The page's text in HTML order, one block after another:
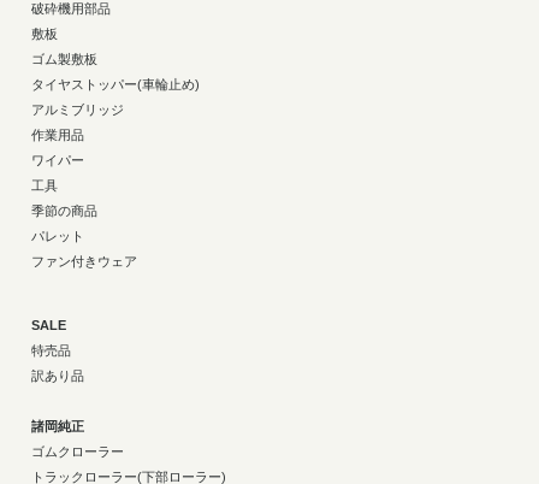
破砕機用部品
敷板
ゴム製敷板
タイヤストッパー(車輪止め)
アルミブリッジ
作業用品
ワイパー
工具
季節の商品
パレット
ファン付きウェア
SALE
特売品
訳あり品
諸岡純正
ゴムクローラー
トラックローラー(下部ローラー)